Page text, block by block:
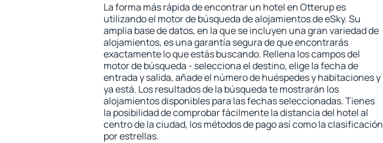
La forma más rápida de encontrar un hotel en Otterup es
utilizando el motor de búsqueda de alojamientos de eSky. Su
amplia base de datos, en la que se incluyen una gran variedad de
alojamientos, es una garantía segura de que encontrarás
exactamente lo que estás buscando. Rellena los campos del
motor de búsqueda - selecciona el destino, elige la fecha de
entrada y salida, añade el número de huéspedes y habitaciones y
ya está. Los resultados de la búsqueda te mostrarán los
alojamientos disponibles para las fechas seleccionadas. Tienes
la posibilidad de comprobar fácilmente la distancia del hotel al
centro de la ciudad, los métodos de pago así como la clasificación
por estrellas.